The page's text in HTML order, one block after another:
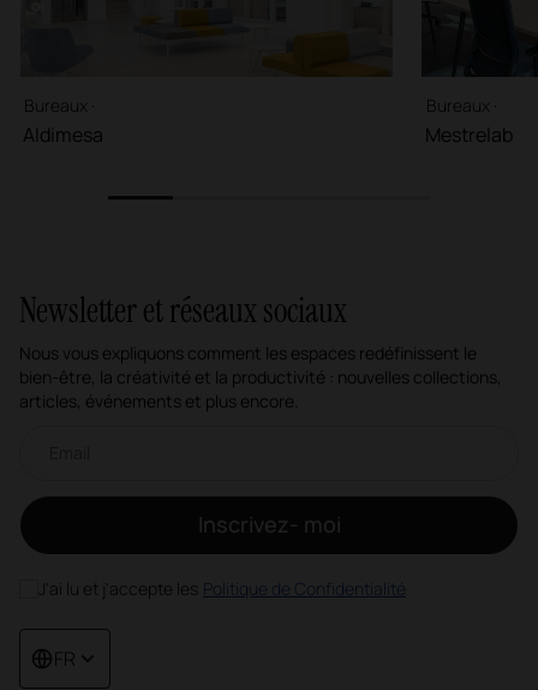
Bureaux ·
Aldimesa
Bureaux ·
Mestrelab
Newsletter et réseaux sociaux
Nous vous expliquons comment les espaces redéfinissent le
bien-être, la créativité et la productivité : nouvelles collections,
articles, événements et plus encore.
Inscrivez- moi
J'ai lu et j'accepte les Politique de Confidentialité
FR